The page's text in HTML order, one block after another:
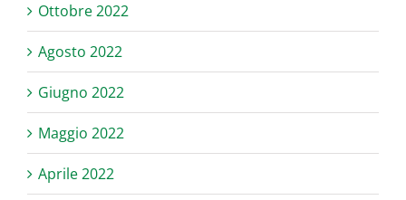
Ottobre 2022
Agosto 2022
Giugno 2022
Maggio 2022
Aprile 2022